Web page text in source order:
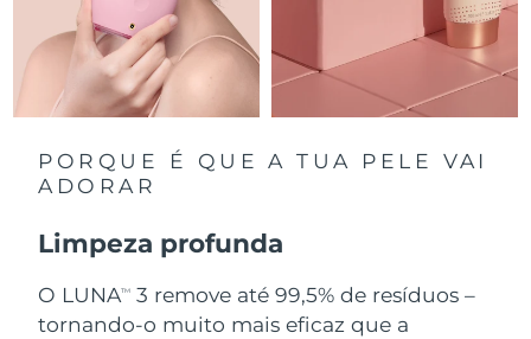
PORQUE É QUE A TUA PELE VAI
ADORAR
Limpeza profunda
O LUNATM
3 remove até 99,5% de resíduos –
tornando-o muito mais eficaz que a
Singapura Entrega prevista8/10/26
Eslováquia Entrega prevista8/8/26
Eslovênia Entrega prevista 8/8/26
Coreia do Sul
Espanha Entrega prevista